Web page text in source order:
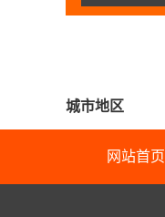
城市地区
网站首页